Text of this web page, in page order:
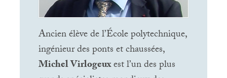
Ancien élève de l’École polytechnique,
ingénieur des ponts et chaussées,
Michel Virlogeuxest l’un des plus